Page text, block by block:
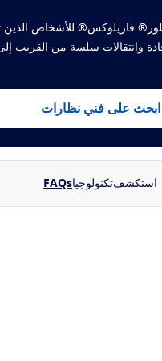
مع الضوء
المضادة للانعكاسات
فاريلوكس® للأشخاص الذين
ابحث على فني نظارات
استكشفتكنولوجياFAQs